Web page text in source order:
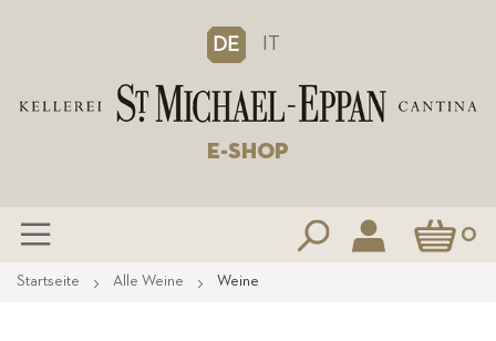
DE IT
E-SHOP
Mein 0
Zum
Startseite Alle Weine Weine